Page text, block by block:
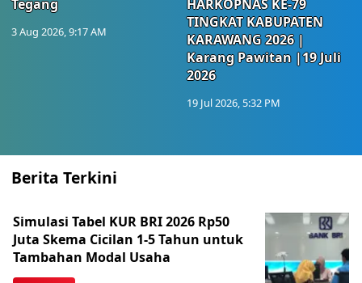
Tegang
3 Aug 2026, 9:17 AM
HARKOPNAS KE-79
TINGKAT KABUPATEN
KARAWANG 2026 |
Karang Pawitan |19 Juli
2026
19 Jul 2026, 5:32 PM
Berita Terkini
Simulasi Tabel KUR BRI 2026 Rp50
Juta Skema Cicilan 1-5 Tahun untuk
Tambahan Modal Usaha